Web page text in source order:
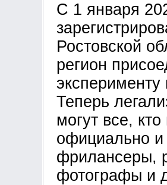
С 1 января
Ростовской
регион
Теперь
могут все,
официально и
фрилансеры,
фотографы и